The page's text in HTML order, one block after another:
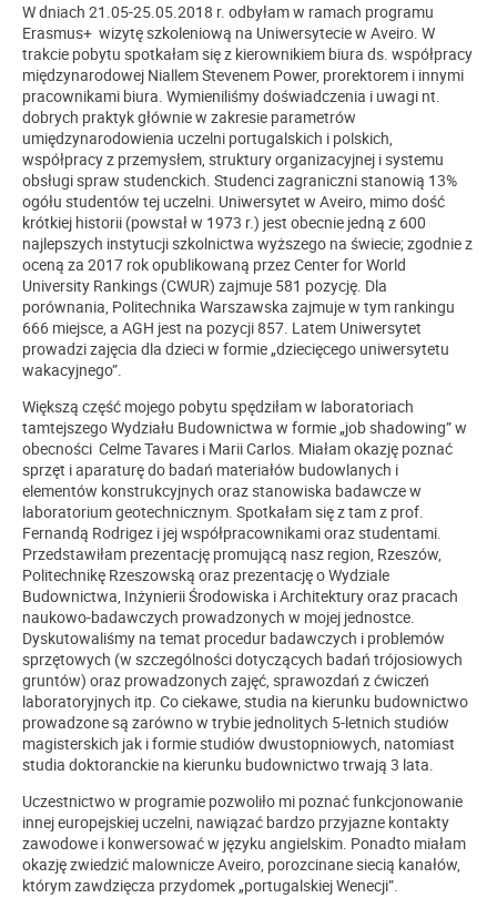
W dniach 21.05-25.05.2018 r. odbyłam w ramach programu
Erasmus+ wizytę szkoleniową na Uniwersytecie w Aveiro. W
trakcie pobytu spotkałam się z kierownikiem biura ds. współpracy
międzynarodowej Niallem Stevenem Power, prorektorem i innymi
pracownikami biura. Wymieniliśmy doświadczenia i uwagi nt.
dobrych praktyk głównie w zakresie parametrów
umiędzynarodowienia uczelni portugalskich i polskich,
współpracy z przemysłem, struktury organizacyjnej i systemu
obsługi spraw studenckich. Studenci zagraniczni stanowią 13%
ogółu studentów tej uczelni. Uniwersytet w Aveiro, mimo dość
krótkiej historii (powstał w 1973 r.) jest obecnie jedną z 600
najlepszych instytucji szkolnictwa wyższego na świecie; zgodnie z
oceną za 2017 rok opublikowaną przez Center for World
University Rankings (CWUR) zajmuje 581 pozycję. Dla
porównania, Politechnika Warszawska zajmuje w tym rankingu
666 miejsce, a AGH jest na pozycji 857. Latem Uniwersytet
prowadzi zajęcia dla dzieci w formie „dziecięcego uniwersytetu
wakacyjnego”.
Większą część mojego pobytu spędziłam w laboratoriach
tamtejszego Wydziału Budownictwa w formie „job shadowing” w
obecności Celme Tavares i Marii Carlos. Miałam okazję poznać
sprzęt i aparaturę do badań materiałów budowlanych i
elementów konstrukcyjnych oraz stanowiska badawcze w
laboratorium geotechnicznym. Spotkałam się z tam z prof.
Fernandą Rodrigez i jej współpracownikami oraz studentami.
Przedstawiłam prezentację promującą nasz region, Rzeszów,
Politechnikę Rzeszowską oraz prezentację o Wydziale
Budownictwa, Inżynierii Środowiska i Architektury oraz pracach
naukowo-badawczych prowadzonych w mojej jednostce.
Dyskutowaliśmy na temat procedur badawczych i problemów
sprzętowych (w szczególności dotyczących badań trójosiowych
gruntów) oraz prowadzonych zajęć, sprawozdań z ćwiczeń
laboratoryjnych itp. Co ciekawe, studia na kierunku budownictwo
prowadzone są zarówno w trybie jednolitych 5-letnich studiów
magisterskich jak i formie studiów dwustopniowych, natomiast
studia doktoranckie na kierunku budownictwo trwają 3 lata.
Uczestnictwo w programie pozwoliło mi poznać funkcjonowanie
innej europejskiej uczelni, nawiązać bardzo przyjazne kontakty
zawodowe i konwersować w języku angielskim. Ponadto miałam
okazję zwiedzić malownicze Aveiro, porozcinane siecią kanałów,
którym zawdzięcza przydomek „portugalskiej Wenecji”.